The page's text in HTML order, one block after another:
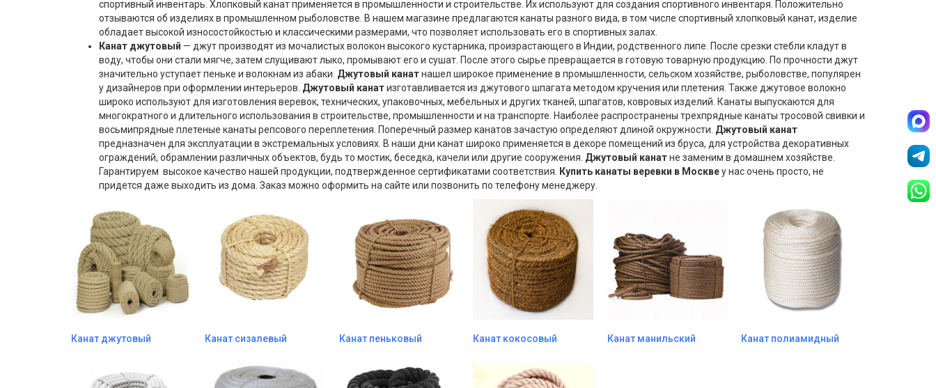
спортивный инвентарь. Хлопковый канат применяется в промышленности и строительстве. Их используют для создания спортивного инвентаря. Положительно
отзываются об изделиях в промышленном рыболовстве. В нашем магазине предлагаются канаты разного вида, в том числе спортивный хлопковый канат, изделие
обладает высокой износостойкостью и классическими размерами, что позволяет использовать его в спортивных залах.
Канат джутовый — джут производят из мочалистых волокон высокого кустарника, произрастающего в Индии, родственного липе. После срезки стебли кладут в
воду, чтобы они стали мягче, затем слущивают лыко, промывают его и сушат. После этого сырье превращается в готовую товарную продукцию. По прочности джут
значительно уступает пеньке и волокнам из абаки. Джутовый канатнашел широкое применение в промышленности, сельском хозяйстве, рыболовстве, популярен
у дизайнеров при оформлении интерьеров. Джутовый канатизготавливается из джутового шпагата методом кручения или плетения. Также джутовое волокно
широко используют для изготовления веревок, технических, упаковочных, мебельных и других тканей, шпагатов, ковровых изделий. Канаты выпускаются для
многократного и длительного использования в строительстве, промышленности и на транспорте. Наиболее распространены трехпрядные канаты тросовой свивки и
восьмипрядные плетеные канаты репсового переплетения. Поперечный размер канатов зачастую определяют длиной окружности. Джутовый канат
предназначен для эксплуатации в экстремальных условиях. В наши дни канат широко применяется в декоре помещений из бруса, для устройства декоративных
ограждений, обрамлении различных объектов, будь то мостик, беседка, качели или другие сооружения. Джутовый канатне заменим в домашнем хозяйстве.
Гарантируем высокое качество нашей продукции, подтвержденное сертификатами соответствия.
Купить канаты веревки в Москвеу нас очень просто, не
придется даже выходить из дома. Заказ можно оформить на сайте или позвонить по телефону менеджеру.
Канат джутовый Канат сизалевый Канат пеньковый Канат кокосовый Канат манильский Канат полиамидный